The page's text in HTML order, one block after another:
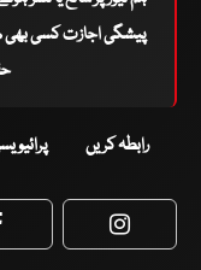
پیشگی اجازت کسی بھی
رابطہ کریں